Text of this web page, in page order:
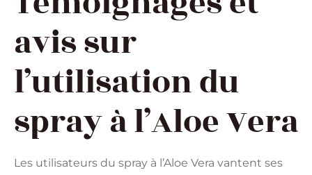
avis sur
l’utilisation du
spray à l’Aloe Vera
Les utilisateurs du spray à l’Aloe Vera vantent ses